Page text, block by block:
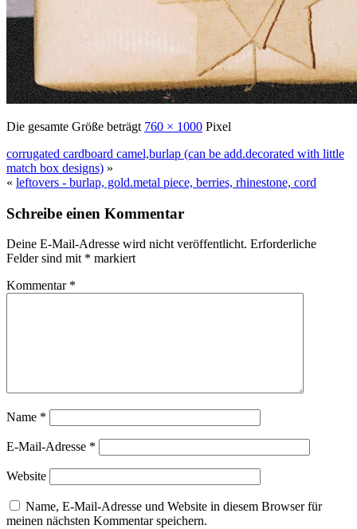
Die gesamte Größe beträgt 760 × 1000 Pixel
corrugated cardboard camel,burlap (can be add.decorated with little
match box designs) »
« leftovers - burlap, gold.metal piece, berries, rhinestone, cord
Schreibe einen Kommentar
Deine E-Mail-Adresse wird nicht veröffentlicht. Erforderliche
Felder sind mit * markiert
Kommentar *
Name *
E-Mail-Adresse *
Website
Name, E-Mail-Adresse und Website in diesem Browser für
meinen nächsten Kommentar speichern.